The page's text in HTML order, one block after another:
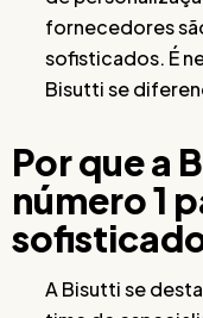
fornecedores
sofisticados. É
Bisutti se
Por que a
número 1
A Bisutti se